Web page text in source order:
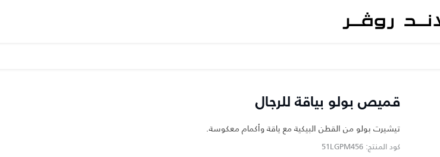
قميص بولو بياقة للرجال
تيشيرت بولو من القطن البيكية مع ياقة وأكمام معكوسة.
كود المنتج: 51LGPM456